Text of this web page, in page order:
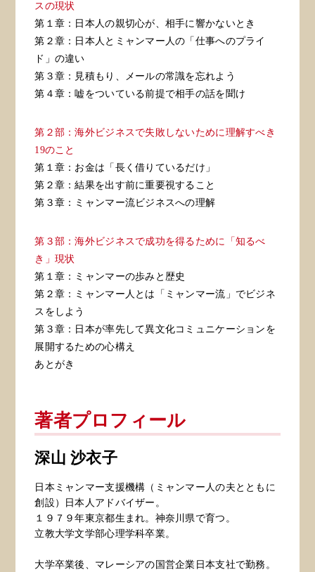
スの現状
第１章：日本人の親切心が、相手に響かないとき
第２章：日本人とミャンマー人の「仕事へのプライ
ド」の違い
第３章：見積もり、メールの常識を忘れよう
第４章：嘘をついている前提で相手の話を聞け
第２部：海外ビジネスで失敗しないために理解すべき
19のこと
第１章：お金は「長く借りているだけ」
第２章：結果を出す前に重要視すること
第３章：ミャンマー流ビジネスへの理解
第３部：海外ビジネスで成功を得るために「知るべ
き」現状
第１章：ミャンマーの歩みと歴史
第２章：ミャンマー人とは「ミャンマー流」でビジネ
スをしよう
第３章：日本が率先して異文化コミュニケーションを
展開するための心構え
あとがき
著者プロフィール
深山 沙衣子
日本ミャンマー支援機構（ミャンマー人の夫とともに
創設）日本人アドバイザー。
１９７９年東京都生まれ。神奈川県で育つ。
立教大学文学部心理学科卒業。
大学卒業後、マレーシアの国営企業日本支社で勤務。